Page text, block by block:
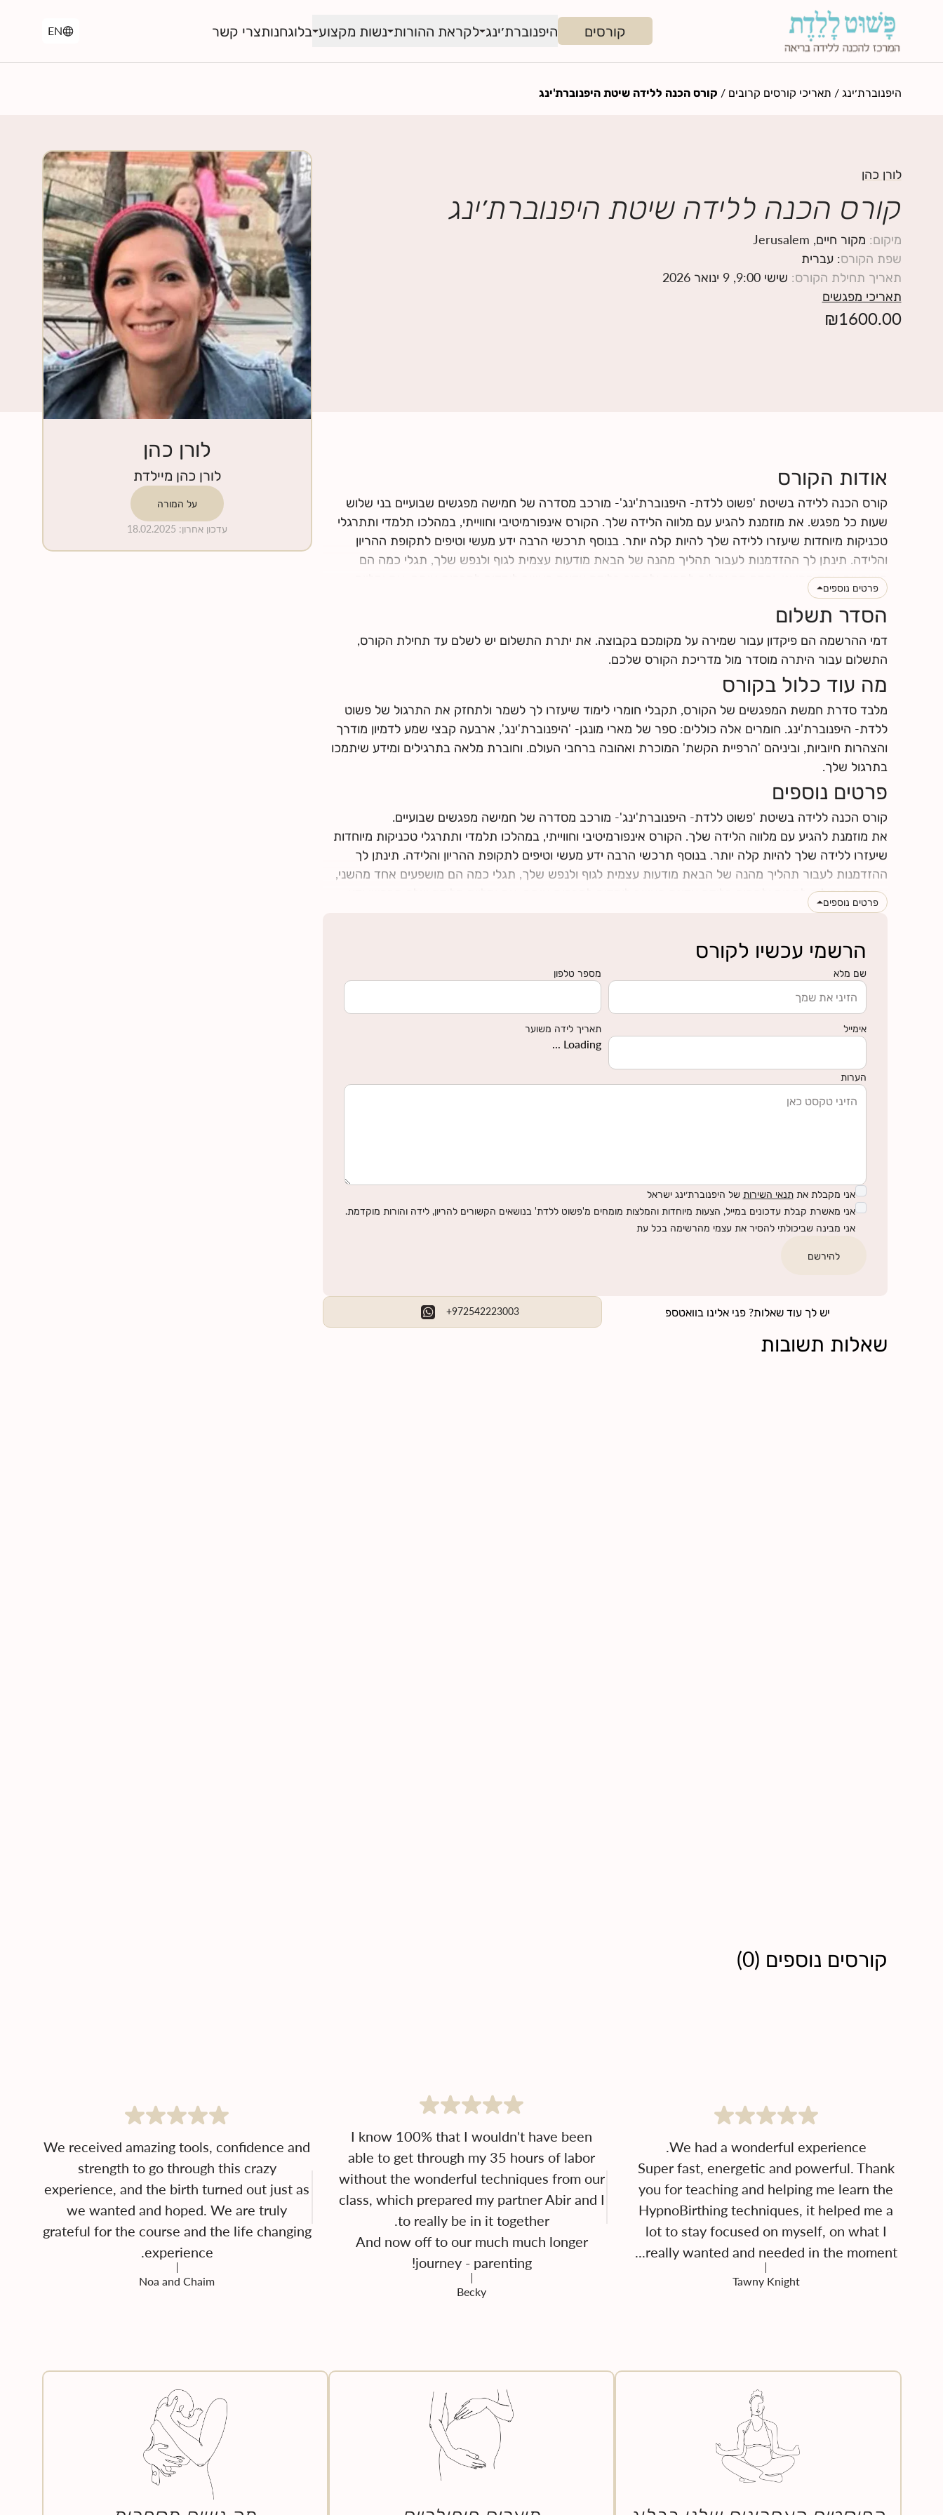
קורסים היפנוברת׳ינג לקראת ההורות נשות מקצוע בלוגחנותצרי קשר EN
היפנוברת׳ינג/ תאריכי קורסים קרובים / קורס הכנה ללידה שיטת היפנוברת'ינג
לורן כהן
קורס הכנה ללידה שיטת היפנוברת׳ינג
מיקום: מקור חיים, Jerusalem
שפת הקורס: עברית
תאריך תחילת הקורס: שישי 9:00, 9 ינואר 2026
תאריכי מפגשים
₪1600.00
לורן כהן
לורן כהן מיילדת
על המורה
עדכון אחרון:
18.02.2025
אודות הקורס
קורס הכנה ללידה בשיטת 'פשוט ללדת- היפנוברת'ינג'- מורכב מסדרה של חמישה מפגשים שבועיים בני שלוש
שעות כל מפגש. את מוזמנת להגיע עם מלווה הלידה שלך. הקורס אינפורמיטיבי וחווייתי, במהלכו תלמדי ותתרגלי
טכניקות מיוחדות שיעזרו ללידה שלך להיות קלה יותר. בנוסף תרכשי הרבה ידע מעשי וטיפים לתקופת ההריון
והלידה. תינתן לך ההזדמנות לעבור תהליך מהנה של הבאת מודעות עצמית לגוף ולנפש שלך, תגלי כמה הם
מושפעים אחד מהשני, וכמה הם יכולים לתרום ולתמוך בלידה עדינה כאשר לומדים להרפות אותם. את ומלווה
הלידה שלך תרכשו ידע ותפתחו כישורי תקשורת אחד עם השנייה, עם התינוק.ת שלכם ועם הצוות הרפואי.
לחצי כאן לקרוא עוד על תוכן הקורס
לחצי כאן למצוא מידע על החזרי ביטוח
פרטים נוספים
הסדר תשלום
דמי ההרשמה הם פיקדון עבור שמירה על מקומכם בקבוצה. את יתרת התשלום יש לשלם עד תחילת הקורס,
התשלום עבור היתרה מוסדר מול מדריכת הקורס שלכם.
מה עוד כלול בקורס
מלבד סדרת חמשת המפגשים של הקורס, תקבלי חומרי לימוד שיעזרו לך לשמר ולתחזק את התרגול של פשוט
ללדת- היפנוברת'ינג. חומרים אלה כוללים: ספר של מארי מונגן- 'היפנוברת'ינג', ארבעה קבצי שמע לדמיון מודרך
והצהרות חיוביות, וביניהם 'הרפיית הקשת' המוכרת ואהובה ברחבי העולם. וחוברת מלאה בתרגילים ומידע שיתמכו
בתרגול שלך.
פרטים נוספים
את מוזמנת להגיע עם מלווה הלידה שלך. הקורס אינפורמיטיבי וחווייתי, במהלכו תלמדי ותתרגלי טכניקות מיוחדות
שיעזרו ללידה שלך להיות קלה יותר. בנוסף תרכשי הרבה ידע מעשי וטיפים לתקופת ההריון והלידה. תינתן לך
ההזדמנות לעבור תהליך מהנה של הבאת מודעות עצמית לגוף ולנפש שלך, תגלי כמה הם מושפעים אחד מהשני,
וכמה הם יכולים לתרום ולתמוך בלידה עדינה כאשר לומדים להרפות אותם. את ומלווה הלידה שלך תרכשו ידע
ותפתחו כישורי תקשורת אחד עם השנייה, עם התינוקת שלכם ועם הצוות הרפואי.
פרטים נוספים
הרשמי עכשיו לקורס
שם מלא מספר טלפון
אימייל תאריך לידה משוער
Loading ...
הערות
אני מקבלת אתתנאי השירות של היפנוברת׳ינג ישראל
אני מאשרת קבלת עדכונים במייל, הצעות מיוחדות והמלצות מומחים מ'פשוט ללדת' בנושאים הקשורים להריון, לידה והורות מוקדמת.
אני מבינה שביכולתי להסיר את עצמי מהרשימה בכל עת
להירשם
יש לך עוד שאלות? פני אלינו בוואטספ +972542223003
שאלות תשובות
קורסים נוספים (
0
)
Super fast, energetic and powerful. Thank
you for teaching and helping me learn the
HypnoBirthing techniques, it helped me a
lot to stay focused on myself, on what I
really wanted and needed in the moment...
Tawny Knight
I know 100% that I wouldn't have been
able to get through my 35 hours of labor
without the wonderful techniques from our
class, which prepared my partner Abir and I
And now off to our much much longer
journey - parenting!
Becky
We received amazing tools, confidence and
strength to go through this crazy
experience, and the birth turned out just as
we wanted and hoped. We are truly
grateful for the course and the life changing
experience.
Noa and Chaim